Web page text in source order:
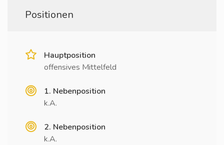
Positionen
Hauptposition
offensives Mittelfeld
1. Nebenposition
k.A.
2. Nebenposition
k.A.